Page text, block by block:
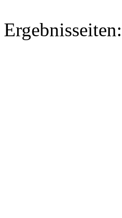
Ergebnisseiten: